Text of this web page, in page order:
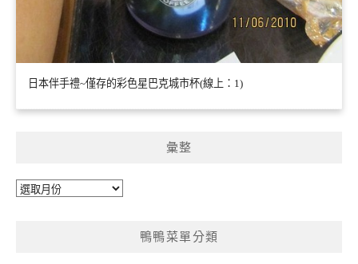
日本伴手禮~僅存的彩色星巴克城市杯(線上：1)
彙整
彙
鴨鴨菜單分類